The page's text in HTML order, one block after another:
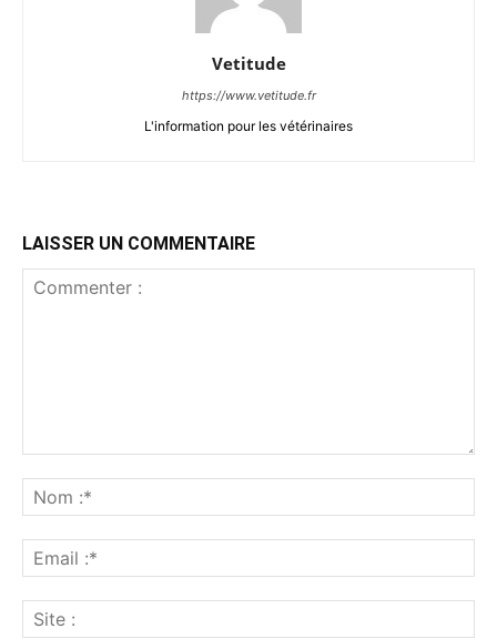
Vetitude
https://www.vetitude.fr
L'information pour les vétérinaires
LAISSER UN COMMENTAIRE